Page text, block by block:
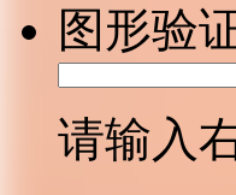
图形验
请输入